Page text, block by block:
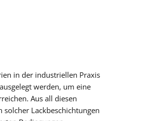
in der industriellen Praxis
werden, um eine
Aus all diesen
Lackbeschichtungen